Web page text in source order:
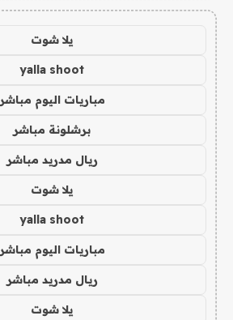
يلا شوت
yalla shoot
مباريات اليوم مباشر
برشلونة مباشر
ريال مدريد مباشر
يلا شوت
yalla shoot
مباريات اليوم مباشر
ريال مدريد مباشر
يلا شوت